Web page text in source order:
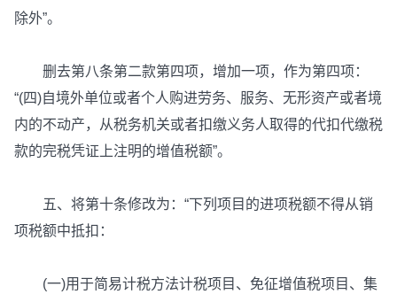
除外”。
删去第八条第二款第四项，增加一项，作为第四项：
“(四)自境外单位或者个人购进劳务、服务、无形资产或者境
内的不动产，从税务机关或者扣缴义务人取得的代扣代缴税
款的完税凭证上注明的增值税额”。
五、将第十条修改为：“下列项目的进项税额不得从销
项税额中抵扣：
(一)用于简易计税方法计税项目、免征增值税项目、集